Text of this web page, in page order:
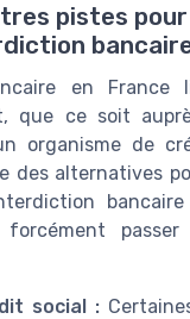
pistes
en France
que ce soit
organisme de
des alternatives
forcément
social :